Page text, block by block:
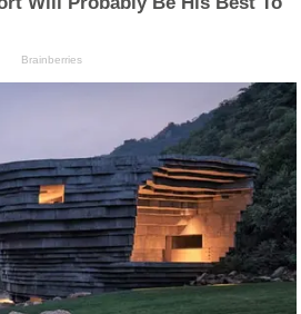
Brainberries